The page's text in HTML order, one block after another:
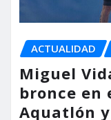
ACTUALIDAD
Miguel
bronce en
Aquatlón